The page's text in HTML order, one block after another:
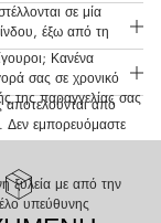
σε μία
έξω από τη
Κανένα
σας σε χρονικό
της παραγγελίας σας
από
Δεν εμπορευόμαστε
ξυλεία με από την
υπεύθυνης